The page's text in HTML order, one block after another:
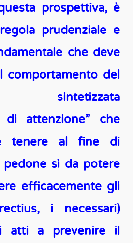
prospettiva, è
prudenziale e
che deve
comportamento del
sintetizzata
di attenzione” che
tenere al fine di
pedone sì da potere
efficacemente gli
i necessari)
atti a prevenire il